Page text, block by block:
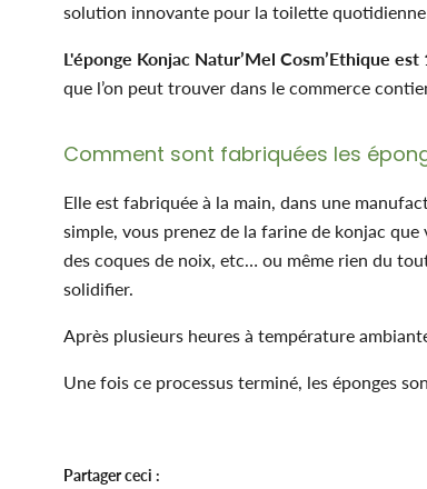
solution innovante pour la toilette quotidienne
L'éponge Konjac Natur’Mel Cosm’Ethique
que l’on peut trouver dans le commerce
Comment sont fabriquées les
Elle est fabriquée à la main, dans une
simple, vous prenez de la farine de konjac
des coques de noix, etc… ou même rien du
solidifier.
Après plusieurs heures à température
Une fois ce processus terminé, les éponges
Partager ceci :